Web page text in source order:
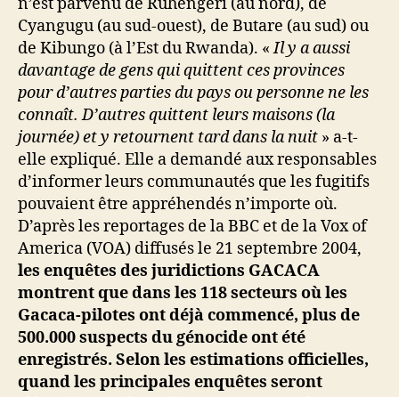
Cyangugu (au sud-ouest), de Butare (au sud) ou
de Kibungo (à l’Est du Rwanda). «Il y a aussi
davantage de gens qui quittent ces provinces
pour d’autres parties du pays ou personne ne les
connaît. D’autres quittent leurs maisons (la
journée) et y retournent tard dans la nuit » a-t-
elle expliqué. Elle a demandé aux responsables
d’informer leurs communautés que les fugitifs
pouvaient être appréhendés n’importe où.
D’après les reportages de la BBC et de la Vox of
America (VOA) diffusés le 21 septembre 2004,
les enquêtes des juridictions GACACA
montrent que dans les 118 secteurs où les
Gacaca-pilotes ont déjà commencé, plus de
500.000 suspects du génocide ont été
enregistrés. Selon les estimations officielles,
quand les principales enquêtes seront